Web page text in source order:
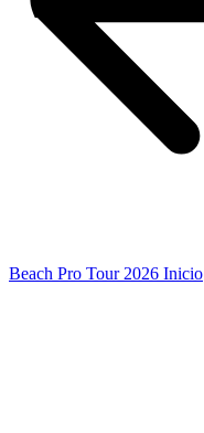
Beach Pro Tour 2026 Inicio